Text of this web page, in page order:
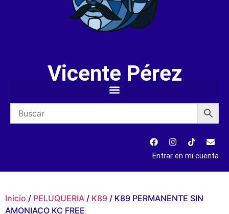
Vicente Pérez
Entrar en mi cuenta
Inicio / PELUQUERIA / K89 / K89 PERMANENTE SIN
AMONIACO KC FREE